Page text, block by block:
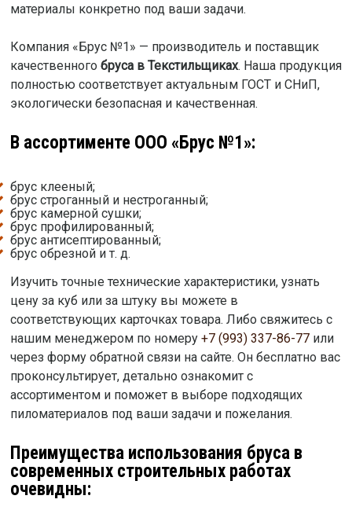
материалы конкретно под ваши задачи.
Компания «Брус №1» — производитель и поставщик
качественного бруса в Текстильщиках. Наша продукция
полностью соответствует актуальным ГОСТ и СНиП,
экологически безопасная и качественная.
В ассортименте ООО «Брус №1»:
брус клееный;
брус строганный и нестроганный;
брус камерной сушки;
брус профилированный;
брус антисептированный;
брус обрезной и т. д.
Изучить точные технические характеристики, узнать
цену за куб или за штуку вы можете в
соответствующих карточках товара. Либо свяжитесь с
нашим менеджером по номеру +7 (993) 337-86-77или
через форму обратной связи на сайте. Он бесплатно вас
проконсультирует, детально ознакомит с
ассортиментом и поможет в выборе подходящих
пиломатериалов под ваши задачи и пожелания.
Преимущества использования бруса в
современных строительных работах
очевидны: